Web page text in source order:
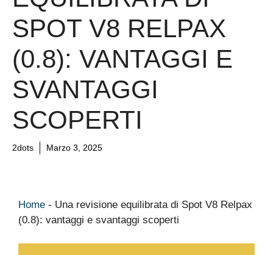
SPOT V8 RELPAX
(0.8): VANTAGGI E
SVANTAGGI
SCOPERTI
2dots Marzo 3, 2025
Home - Una revisione equilibrata di Spot V8 Relpax
(0.8): vantaggi e svantaggi scoperti